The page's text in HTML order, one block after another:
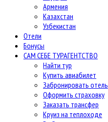
Армения
Казахстан
Узбекистан
Отели
Бонусы
САМ СЕБЕ ТУРАГЕНТСТВО
Найти тур
Купить авиабилет
Забронировать отель
Оформить страховку
Заказать трансфер
Круиз на теплоходе